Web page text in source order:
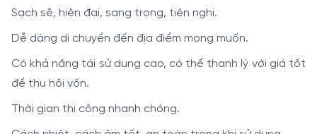
Sạch sẽ, hiện đại, sang trọng, tiện nghi.
Dễ dàng di chuyển đến địa điểm mong muốn.
Có khả năng tái sử dụng cao, có thể thanh lý với giá tốt
để thu hồi vốn.
Thời gian thi công nhanh chóng.